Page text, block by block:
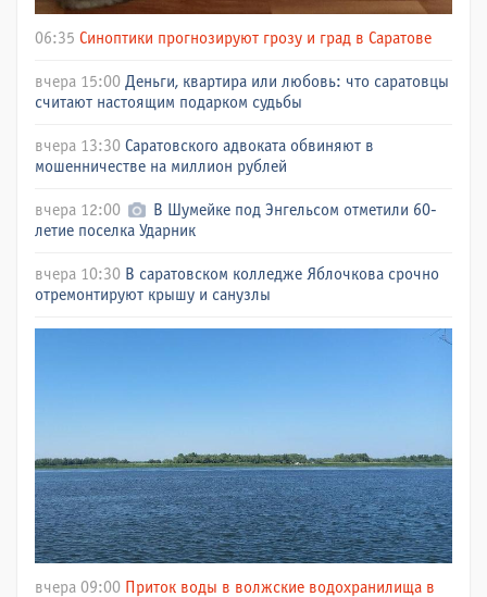
06:35 Синоптики прогнозируют грозу и град в Саратове
вчера 15:00 Деньги, квартира или любовь: что саратовцы
считают настоящим подарком судьбы
вчера 13:30 Саратовского адвоката обвиняют в
мошенничестве на миллион рублей
вчера 12:00
В Шумейке под Энгельсом отметили 60-
летие поселка Ударник
вчера 10:30 В саратовском колледже Яблочкова срочно
отремонтируют крышу и санузлы
вчера 09:00 Приток воды в волжские водохранилища в